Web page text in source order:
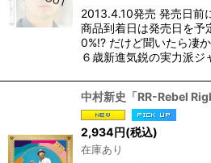
2013.4.10発売 発売日前
商品到着日は発売日を予
0%!? だけど聞いたら凄
６歳新進気鋭の実力派
中村新史「RR-Rebel
2,934円(税込)
在庫あり